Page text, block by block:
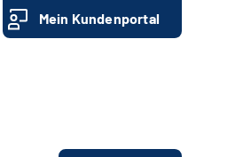
Mein Kundenportal